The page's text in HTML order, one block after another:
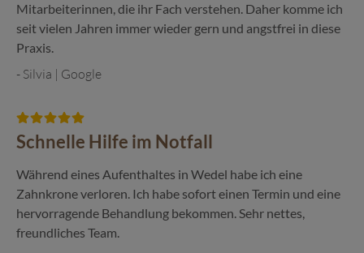
Mitarbeiterinnen, die ihr Fach verstehen. Daher komme ich
seit vielen Jahren immer wieder gern und angstfrei in diese
Praxis.
- Silvia | Google
Schnelle Hilfe im Notfall
Während eines Aufenthaltes in Wedel habe ich eine
Zahnkrone verloren. Ich habe sofort einen Termin und eine
hervorragende Behandlung bekommen. Sehr nettes,
freundliches Team.